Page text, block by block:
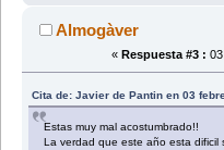
Almogàver
« Respuesta #3 :
Cita de: Javier de Pantin en 03
Estas muy mal acostumbrado!!
La verdad que este año esta dificil